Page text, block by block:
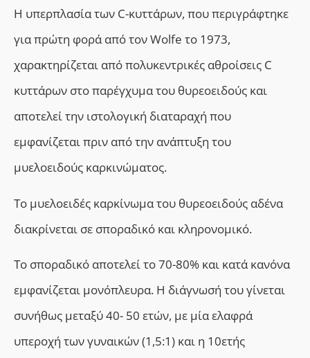
Η υπερπλασία των C-κυττάρων, που περιγράφτηκε
για πρώτη φορά από τον Wolfe το 1973,
χαρακτηρίζεται από πολυκεντρικές αθροίσεις C
κυττάρων στο παρέγχυμα του θυρεοειδούς και
αποτελεί την ιστολογική διαταραχή που
εμφανίζεται πριν από την ανάπτυξη του
μυελοειδούς καρκινώματος.
Το μυελοειδές καρκίνωμα του θυρεοειδούς αδένα
διακρίνεται σε σποραδικό και κληρονομικό.
Το σποραδικό αποτελεί το 70-80% και κατά κανόνα
εμφανίζεται μονόπλευρα. Η διάγνωσή του γίνεται
συνήθως μεταξύ 40- 50 ετών, με μία ελαφρά
υπεροχή των γυναικών (1,5:1) και η 10ετής